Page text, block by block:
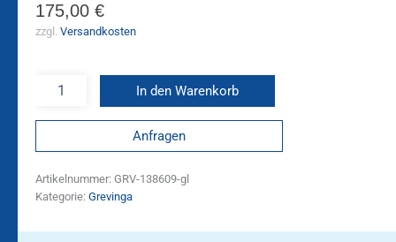
175,00 €
zzgl. Versandkosten
In den Warenkorb
Anfragen
Artikelnummer: GRV-138609-gl
Kategorie: Grevinga